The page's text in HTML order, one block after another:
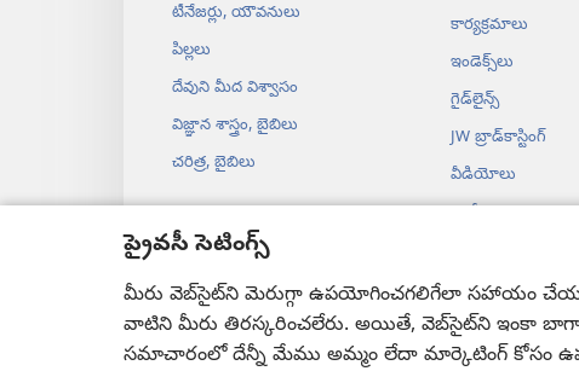
ప్రైవసీ సెటింగ్స్
మీరు వెబ్‌సైట్‌ని మెరుగ్గా ఉపయోగించగలిగేలా సహాయం
వాటిని మీరు తిరస్కరించలేరు. అయితే, వెబ్‌సైట్‌ని ఇంకా బాగా
సమాచారంలో దేన్నీ మేము అమ్మం లేదా మార్కెటింగ్‌ కోసం
టీనేజర్లు, యౌవనులు
పిల్లలు
దేవుని మీద విశ్వాసం
విజ్ఞాన శాస్త్రం, బైబిలు
చరిత్ర, బైబిలు
కార్యక్రమాలు
ఇండెక్స్‌లు
గైడ్‌లైన్స్‌
JW బ్రాడ్‌‌కాస్టింగ్‌‌
వీడియోలు
సంగీతం
నాటకరూపంలో సాగే